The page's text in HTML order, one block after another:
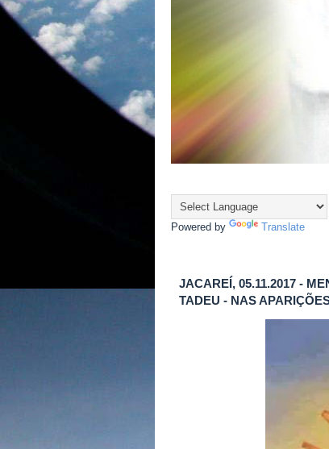
Powered by Translate
JACAREÍ, 05.11.2017 -
TADEU - NAS